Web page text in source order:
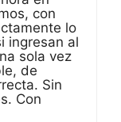
con
lo
ingresan al
sola vez
de
Sin
Con